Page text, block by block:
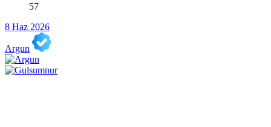
57
8 Haz 2026
Argun